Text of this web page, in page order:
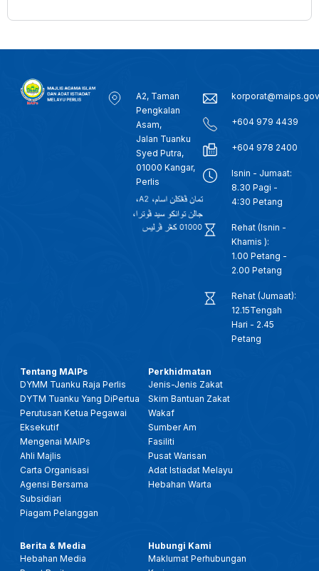
A2, Taman
Pengkalan
Asam,
Jalan Tuanku
Syed Putra,
01000 Kangar,
Perlis
+604 979 4439
+604 978 2400
Isnin - Jumaat:
8.30 Pagi -
4:30 Petang
Rehat (Isnin -
Khamis ):
1.00 Petang -
2.00 Petang
Rehat (Jumaat):
12.15Tengah
Hari - 2.45
Petang
Tentang MAIPs
DYMM Tuanku Raja Perlis
DYTM Tuanku Yang DiPertua
Perutusan Ketua Pegawai
Eksekutif
Mengenai MAIPs
Ahli Majlis
Carta Organisasi
Agensi Bersama
Subsidiari
Piagam Pelanggan
Perkhidmatan
Jenis-Jenis Zakat
Skim Bantuan Zakat
Wakaf
Sumber Am
Fasiliti
Pusat Warisan
Adat Istiadat Melayu
Hebahan Warta
Berita & Media
Hebahan Media
Hubungi Kami
Maklumat Perhubungan